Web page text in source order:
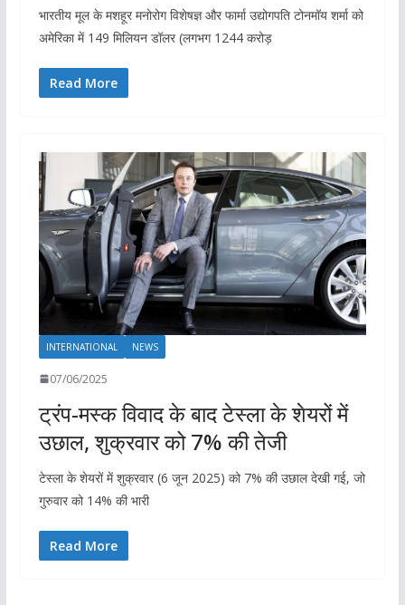
भारतीय मूल के मशहूर मनोरोग विशेषज्ञ और फार्मा उद्योगपति टोनमॉय शर्मा को
अमेरिका में 149 मिलियन डॉलर (लगभग 1244 करोड़
Read More
INTERNATIONAL NEWS
07/06/2025
ट्रंप-मस्क विवाद के बाद टेस्ला के शेयरों में
उछाल, शुक्रवार को 7% की तेजी
टेस्ला के शेयरों में शुक्रवार (6 जून 2025) को 7% की उछाल देखी गई, जो
गुरुवार को 14% की भारी
Read More